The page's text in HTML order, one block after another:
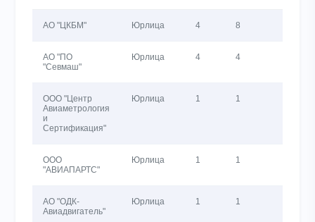
АО "ЦКБМ" Юрлица 4 8
АО "ПО
"Севмаш"
Юрлица 4 4
ООО "Центр
Авиаметрология
и
Сертификация"
Юрлица 1 1
ООО
"АВИАПАРТС"
Юрлица 1 1
АО "ОДК-
Авиадвигатель"
Юрлица 1 1